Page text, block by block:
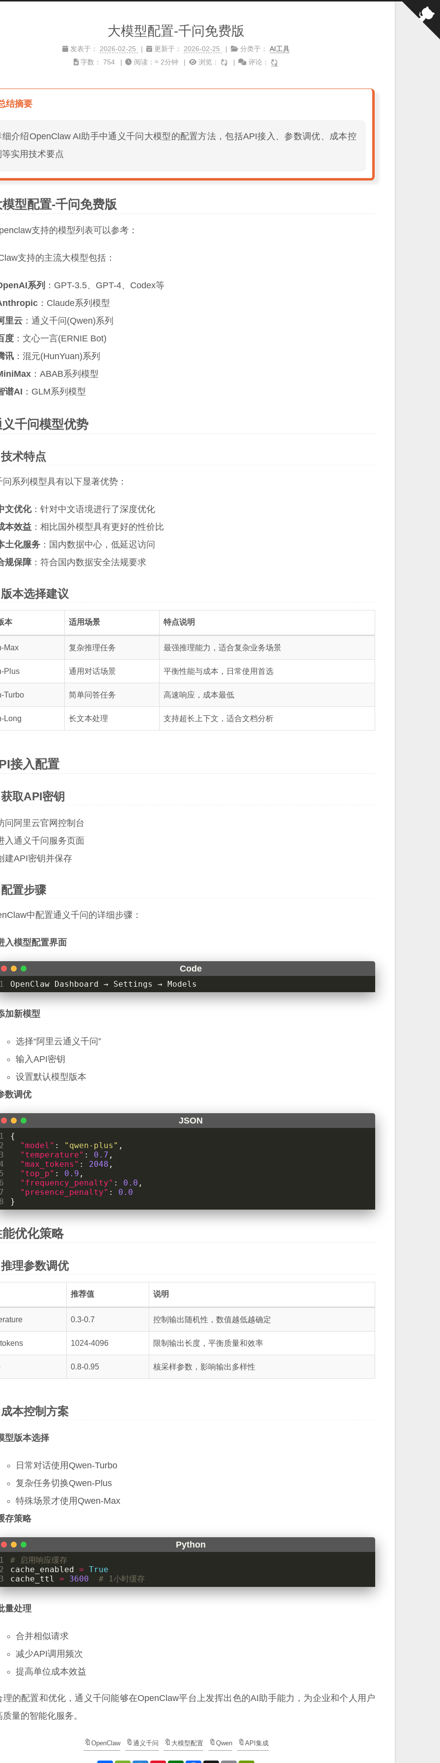
大模型配置-千问免费版
发表于： 2026-02-25 更新于： 2026-02-25 分类于： AI工具
字数：
754 阅读：≈ 2分钟 浏览： 评论：
结摘要
细介绍OpenClaw AI助手中通义千问大模型的配置方法，包括API接入、参数调优、成本控
等实用技术要点
型配置-千问免费版
支持的模型列表可以参考：
支持的主流大模型包括：
系列 ：GPT-3.5、GPT-4、Codex等
：Claude系列模型
里云 ：通义千问(Qwen)系列
度 ：文心一言(ERNIE Bot)
讯 ：混元(HunYuan)系列
：ABAB系列模型
谱AI ：GLM系列模型
千问模型优势
技术特点
问系列模型具有以下显著优势：
文优化：针对中文语境进行了深度优化
本效益 ：相比国外模型具有更好的性价比
土化服务 ：国内数据中心，低延迟访问
规保障 ：符合国内数据安全法规要求
版本选择建议
本 适用场景 特点说明
Max 复杂推理任务 最强推理能力，适合复杂业务场景
Plus 通用对话场景 平衡性能与成本，日常使用首选
Turbo 简单问答任务 高速响应，成本最低
Long 长文本处理 支持超长上下文，适合文档分析
接入配置
获取API密钥
问阿里云官网控制台
入通义千问服务页面
建API密钥并保存
配置步骤
中配置通义千问的详细步骤：
入模型配置界面
OpenClaw Dashboard → Settings → Models
加新模型
选择“阿里云通义千问”
输入API密钥
设置默认模型版本
数调优
{
"model" : "qwen-plus" ,
"temperature" : 0.7 ,
"max_tokens" : 2048 ,
"top_p" : 0.9 ,
"frequency_penalty" : 0.0 ,
"presence_penalty" :
0.0
}
优化策略
推理参数调优
推荐值 说明
0.3-0.7 控制输出随机性，数值越低越确定
1024-4096 限制输出长度，平衡质量和效率
0.8-0.95 核采样参数，影响输出多样性
成本控制方案
型版本选择
日常对话使用Qwen-Turbo
复杂任务切换Qwen-Plus
特殊场景才使用Qwen-Max
存策略
# 启用响应缓存
cache_enabled = True
cache_ttl
= 3600 # 1小时缓存
量处理
合并相似请求
减少API调用频次
提高单位成本效益
理的配置和优化，通义千问能够在OpenClaw平台上发挥出色的AI助手能力，为企业和个人用户
量的智能化服务。
OpenClaw 通义千问 大模型配置 Qwen API集成